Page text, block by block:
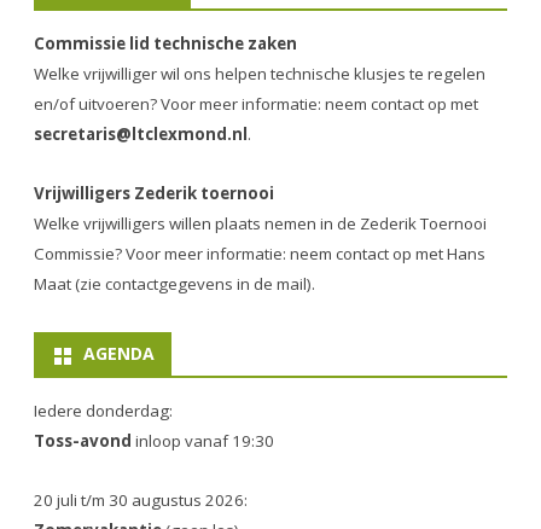
Commissie lid technische zaken
Welke vrijwilliger wil ons helpen technische klusjes te regelen
en/of uitvoeren? Voor meer informatie: neem contact op met
secretaris@ltclexmond.nl .
Vrijwilligers Zederik toernooi
Welke vrijwilligers willen plaats nemen in de Zederik Toernooi
Commissie? Voor meer informatie: neem contact op met Hans
Maat (zie contactgegevens in de mail).
AGENDA
Iedere donderdag:
Toss-avond inloop vanaf 19:30
20 juli t/m 30 augustus 2026: